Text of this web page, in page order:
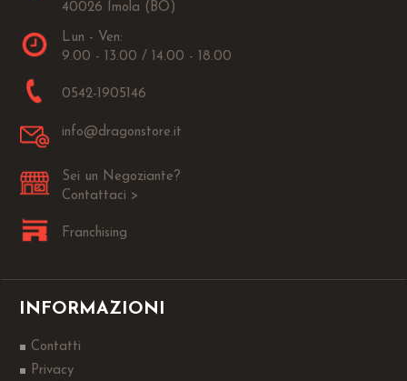
40026 Imola (BO)
Lun - Ven:
9.00 - 13.00 / 14.00 - 18.00
0542-1905146
info@dragonstore.it
Sei un Negoziante?
Contattaci >
Franchising
INFORMAZIONI
Contatti
Privacy